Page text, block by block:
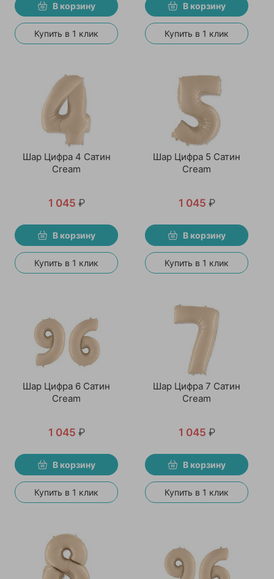
В корзину
Купить в 1 клик
В корзину
Купить в 1 клик
Шар Цифра 4 Сатин
Cream
1 045 ₽
В корзину
Купить в 1 клик
Шар Цифра 5 Сатин
Cream
1 045 ₽
В корзину
Купить в 1 клик
Шар Цифра 6 Сатин
Cream
1 045 ₽
В корзину
Купить в 1 клик
Шар Цифра 7 Сатин
Cream
1 045 ₽
В корзину
Купить в 1 клик